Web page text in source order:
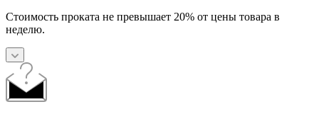
Стоимость проката не превышает 20% от цены товара в
неделю.